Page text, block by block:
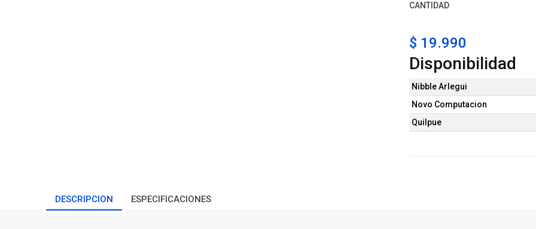
CANTIDAD
$ 19.990
Disponibilidad
Nibble Arlegui
Novo Computacion
Quilpue
DESCRIPCION ESPECIFICACIONES